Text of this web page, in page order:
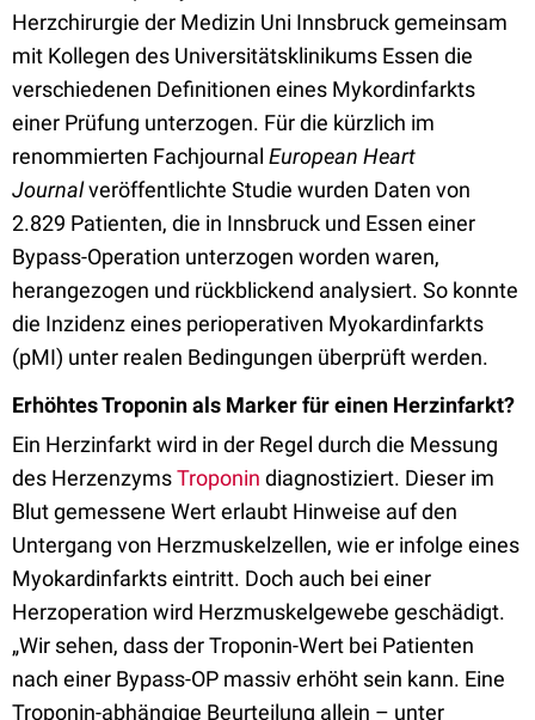
Herzchirurgie der Medizin Uni Innsbruck gemeinsam
mit Kollegen des Universitätsklinikums Essen die
verschiedenen Definitionen eines Mykordinfarkts
einer Prüfung unterzogen. Für die kürzlich im
renommierten Fachjournal European Heart
Journalveröffentlichte Studie wurden Daten von
2.829 Patienten, die in Innsbruck und Essen einer
Bypass-Operation unterzogen worden waren,
herangezogen und rückblickend analysiert. So konnte
die Inzidenz eines perioperativen Myokardinfarkts
(pMI) unter realen Bedingungen überprüft werden.
Erhöhtes Troponin als Marker für einen Herzinfarkt?
Ein Herzinfarkt wird in der Regel durch die Messung
des HerzenzymsTroponin diagnostiziert. Dieser im
Blut gemessene Wert erlaubt Hinweise auf den
Untergang von Herzmuskelzellen, wie er infolge eines
Myokardinfarkts eintritt. Doch auch bei einer
Herzoperation wird Herzmuskelgewebe geschädigt.
„Wir sehen, dass der Troponin-Wert bei Patienten
nach einer Bypass-OP massiv erhöht sein kann. Eine
Troponin-abhängige Beurteilung allein – unter